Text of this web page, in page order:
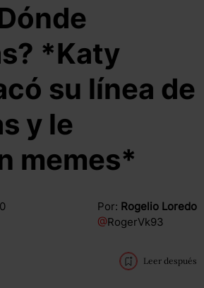
*Katy
su línea de
y le
memes*
Por: Rogelio Loredo
@RogerVk93
Leer después